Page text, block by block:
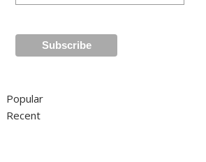
Popular
Recent